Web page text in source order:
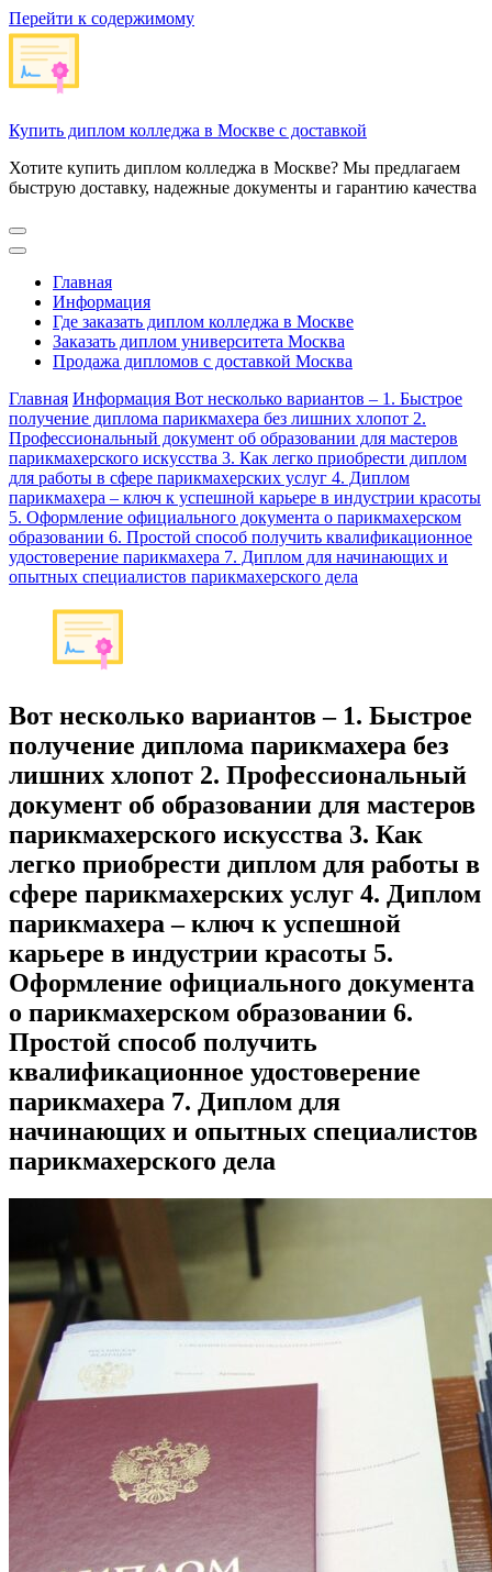
Перейти к содержимому
Купить диплом колледжа в Москве с доставкой
Хотите купить диплом колледжа в Москве? Мы предлагаем
быструю доставку, надежные документы и гарантию качества
Главная
Информация
Где заказать диплом колледжа в Москве
Заказать диплом университета Москва
Продажа дипломов с доставкой Москва
Главная Информация Вот несколько вариантов – 1. Быстрое
получение диплома парикмахера без лишних хлопот 2.
Профессиональный документ об образовании для мастеров
парикмахерского искусства 3. Как легко приобрести диплом
для работы в сфере парикмахерских услуг 4. Диплом
парикмахера – ключ к успешной карьере в индустрии красоты
5. Оформление официального документа о парикмахерском
образовании 6. Простой способ получить квалификационное
удостоверение парикмахера 7. Диплом для начинающих и
опытных специалистов парикмахерского дела
Вот несколько вариантов – 1. Быстрое
получение диплома парикмахера без
лишних хлопот 2. Профессиональный
документ об образовании для мастеров
парикмахерского искусства 3. Как
легко приобрести диплом для работы в
сфере парикмахерских услуг 4. Диплом
парикмахера – ключ к успешной
карьере в индустрии красоты 5.
Оформление официального документа
о парикмахерском образовании 6.
Простой способ получить
квалификационное удостоверение
парикмахера 7. Диплом для
начинающих и опытных специалистов
парикмахерского дела